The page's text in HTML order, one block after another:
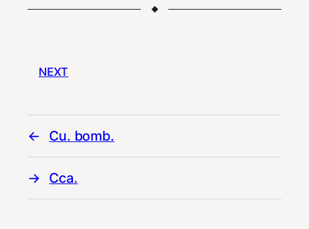
NEXT
Cu. bomb.
Cca.